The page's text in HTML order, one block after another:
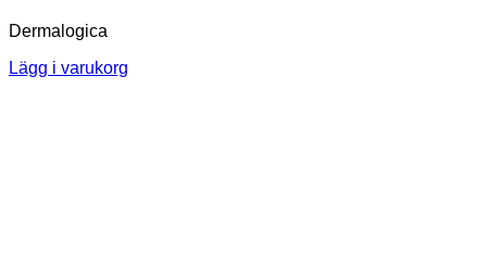
Dermalogica
Lägg i varukorg